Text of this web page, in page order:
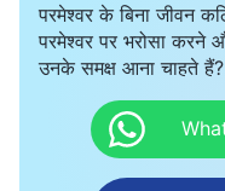
परमेश्वर के बिना जीवन
परमेश्वर पर भरोसा करने
उनके समक्ष आना चाहते हैं?